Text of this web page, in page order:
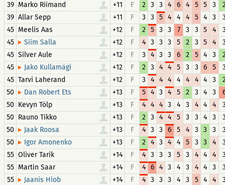
39 Marko Riimand +11 F 2 3 3 4 6 4 5 5 3
39 Allar Sepp +11 F 3 3 5 4 4 4 5 4 3
45 Meelis Aas +12 F 2 5 3 3 7 3 3 5 4
45
Siim Salla +12 F 4 3 3 3 5 2 3 5 4
45 Silver Aule +12 F 3 4 3 3 6 2 5 4 3
45
Jako Kullamägi +12 F 2 3 4 4 5 3 3 6 5
45 Tarvi Laherand +12 F 3 4 4 4 4 4 4 4 3
50
Dan Robert Ets +13 F 5 4 3 4 5 2 3 4 3
50 Kevyn Tölp +13 F 4 4 4 3 4 3 4 4 4
50 Rauno Tikko +13 F 2 3 4 4 5 3 3 4 3
50
Jaak Roosa +13 F 4 3 3 6 5 4 3 3 3
50
Igor Amonenko +13 F 2 4 3 4 4 5 3 3 4
55 Oliver Tarik +14 F 4 3 3 3 5 3 4 4 4
55 Martin Saar +14 F 4 6 4 3 4 3 4 4 3
55
Jaanis Hiob +14 F 4 3 3 3 4 3 5 4 4